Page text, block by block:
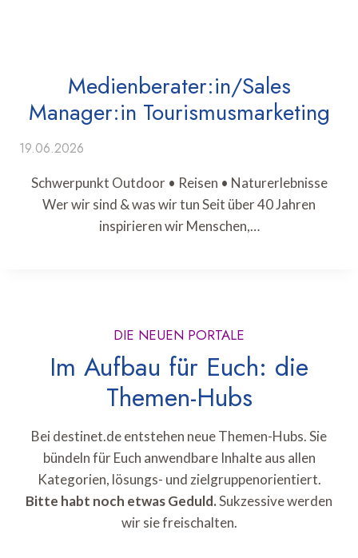
Medienberater:in/Sales
Manager:in Tourismusmarketing
19.06.2026
Schwerpunkt Outdoor • Reisen • Naturerlebnisse
Wer wir sind & was wir tun Seit über 40 Jahren
inspirieren wir Menschen,…
DIE NEUEN PORTALE
Im Aufbau für Euch: die
Themen-Hubs
Bei destinet.de entstehen neue Themen-Hubs. Sie
bündeln für Euch anwendbare Inhalte aus allen
Kategorien, lösungs- und zielgruppenorientiert.
Bitte habt noch etwas Geduld.Sukzessive werden
wir sie freischalten.